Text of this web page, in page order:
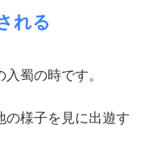
れる
蜀の時です。
の様子を見に出遊す